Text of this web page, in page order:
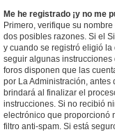
Me he registrado ¡y no me
Primero, verifique su
dos posibles razones. Si el
y cuando se registró eligió la
seguir algunas
foros disponen que las
por La Administración,
brindará al finalizar el
instrucciones. Si no recibió
electrónico que proporcionó
filtro anti-spam. Si está